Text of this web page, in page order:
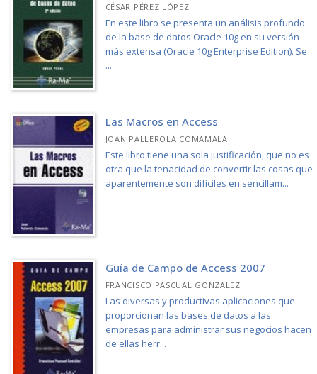
CÉSAR PÉREZ LÓPEZ
En este libro se presenta un análisis profundo
de la base de datos Oracle 10g en su versión
más extensa (Oracle 10g Enterprise Edition). Se
...
Las Macros en Access
JOAN PALLEROLA COMAMALA
Este libro tiene una sola justificación, que no es
otra que la tenacidad de convertir las cosas que
aparentemente son difíciles en sencillam...
Guía de Campo de Access 2007
FRANCISCO PASCUAL GONZALEZ
Las diversas y productivas aplicaciones que
proporcionan las bases de datos a las
empresas para administrar sus negocios hacen
de ellas herr...